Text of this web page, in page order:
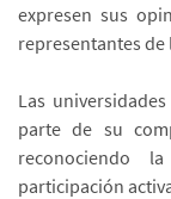
expresen sus
representantes de
Las
parte de su
reconociendo
participación